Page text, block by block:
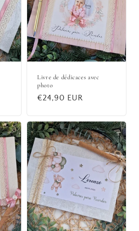
Livre de dédicaces avec
photo
Prix
€24,90 EUR